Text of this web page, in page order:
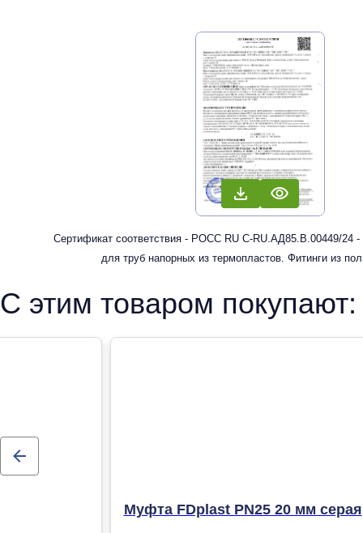
Сертификат соответствия - РОСС RU С-RU.АД85.В.00449/24
для труб напорных из термопластов. Фитинги из
отопления
С этим товаром покупают:
Муфта FDplast PN25 20 мм серая